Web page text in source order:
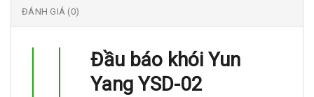
ĐÁNH GIÁ (0)
Đầu báo khói Yun
Yang YSD-02